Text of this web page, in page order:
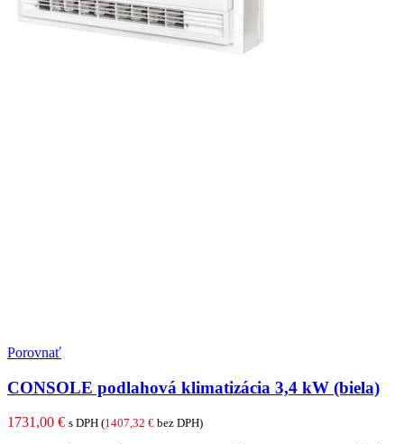
Porovnať
CONSOLE podlahová klimatizácia 3,4 kW (biela)
1731,00 € s DPH (1407,32 € bez DPH)